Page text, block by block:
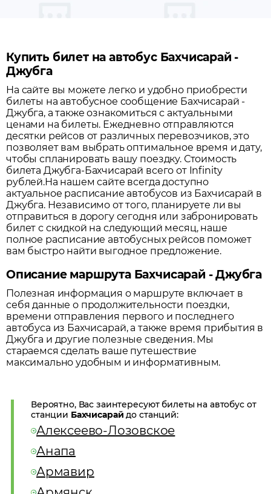
Купить билет на автобус Бахчисарай -
Джубга
На сайте вы можете легко и удобно приобрести
билеты на автобусное сообщение Бахчисарай -
Джубга, а также ознакомиться с актуальными
ценами на билеты. Ежедневно отправляются
десятки рейсов от различных перевозчиков, это
позволяет вам выбрать оптимальное время и дату,
чтобы спланировать вашу поездку. Стоимость
билета Джубга-Бахчисарай всего от Infinity
рублей.На нашем сайте всегда доступно
актуальное расписание автобусов из Бахчисарай в
Джубга. Независимо от того, планируете ли вы
отправиться в дорогу сегодня или забронировать
билет с скидкой на следующий месяц, наше
полное расписание автобусных рейсов поможет
вам быстро найти выгодное предложение.
Описание маршрута Бахчисарай - Джубга
Полезная информация о маршруте включает в
себя данные о продолжительности поездки,
времени отправления первого и последнего
автобуса из Бахчисарай, а также время прибытия в
Джубга и другие полезные сведения. Мы
стараемся сделать ваше путешествие
максимально удобным и информативным.
Вероятно, Вас заинтересуют билеты на автобус от
станции Бахчисарай до станций:
Алексеево-Лозовское
Анапа
Армавир